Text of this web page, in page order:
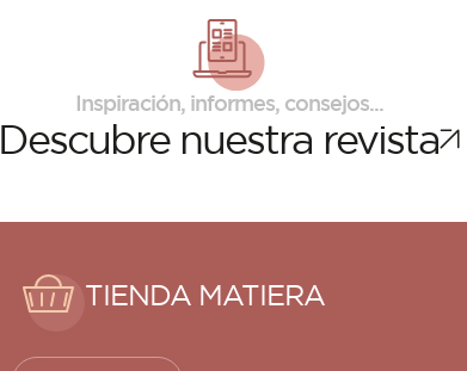
Inspiración, informes, consejos...
Descubrenuestra revista
TIENDA MATIERA